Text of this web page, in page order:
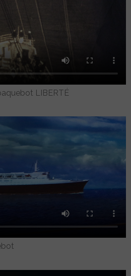
LIBERTÉ